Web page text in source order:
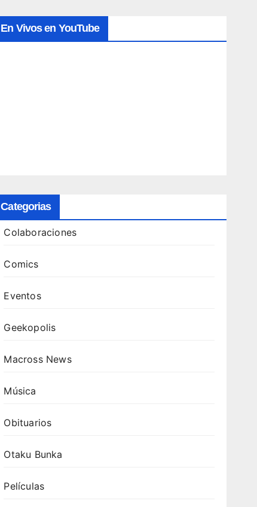
En Vivos en YouTube
Categorias
Colaboraciones
Comics
Eventos
Geekopolis
Macross News
Música
Obituarios
Otaku Bunka
Películas